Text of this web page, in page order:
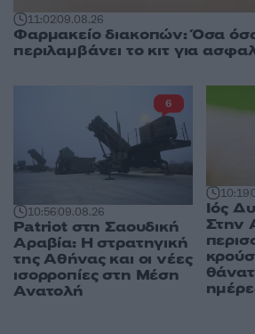
11:0209.08.26
Φαρμακείο διακοπών: Όσα
περιλαμβάνει το κιτ για
10:5609.08.26
Patriot στη Σαουδική
Αραβία: Η στρατηγική
της Αθήνας και οι νέες
ισορροπίες στη Μέση
Ανατολή
6
10:19
Ιός
Στην